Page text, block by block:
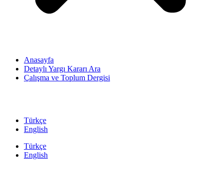
Anasayfa
Detaylı Yargı Kararı Ara
Çalışma ve Toplum Dergisi
Türkçe
English
Türkçe
English